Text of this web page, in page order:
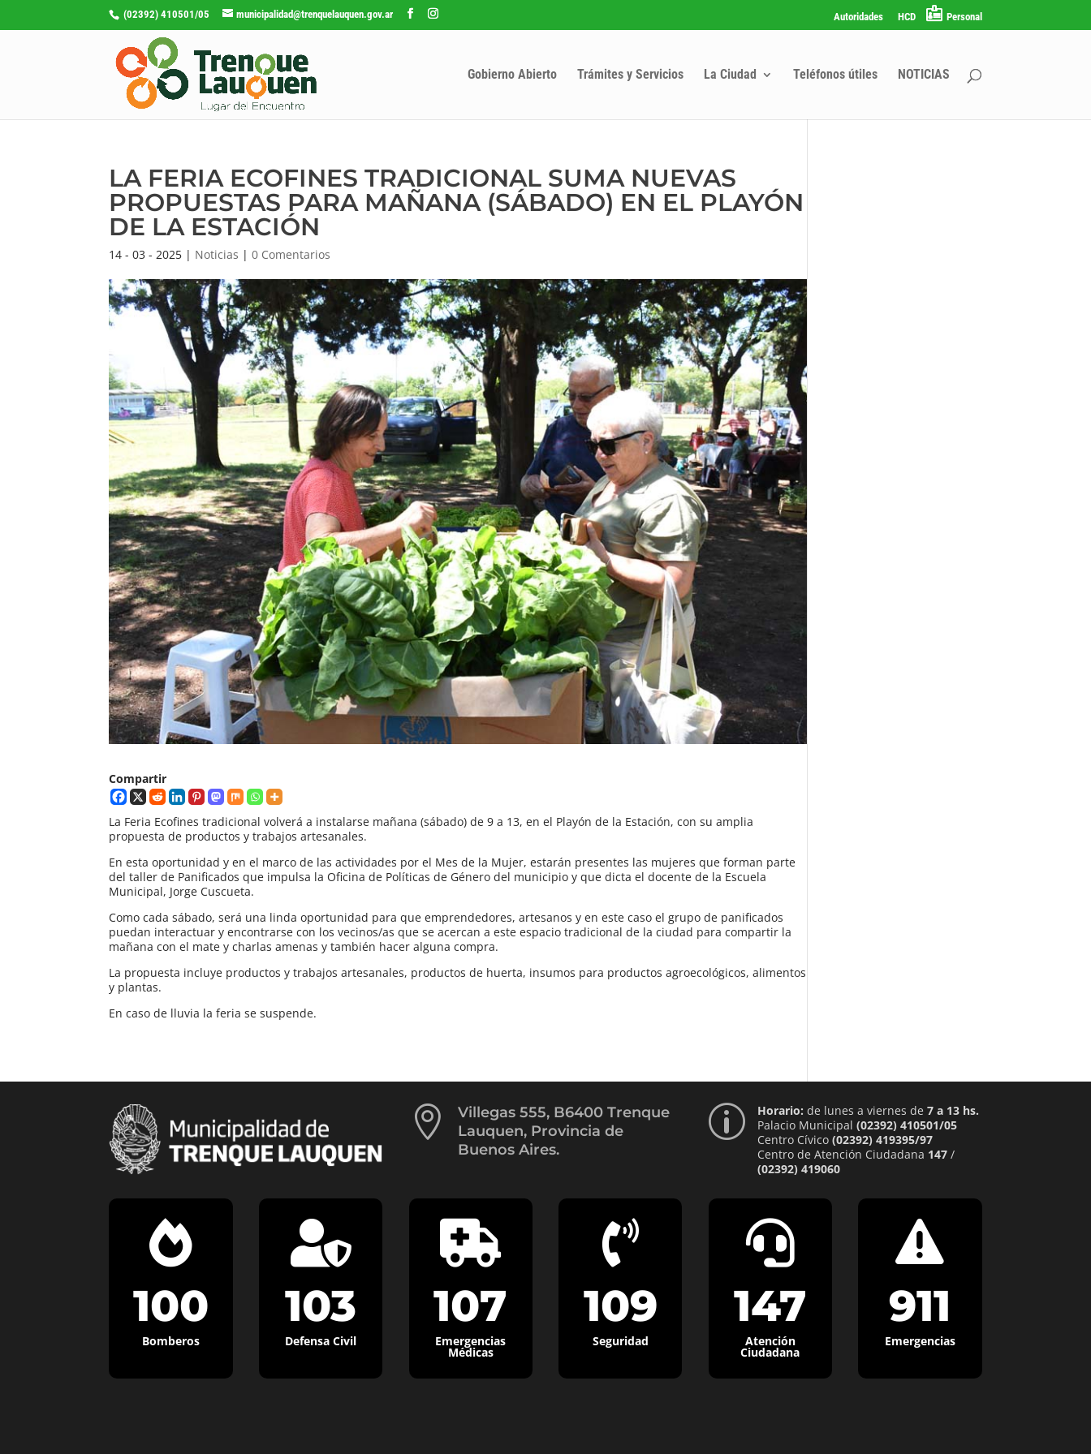
(02392) 410501/05 municipalidad@trenquelauquen.gov.ar Autoridades HCD Personal
Gobierno Abierto Trámites y Servicios La Ciudad Teléfonos útiles NOTICIAS
LA FERIA ECOFINES TRADICIONAL SUMA NUEVAS
PROPUESTAS PARA MAÑANA (SÁBADO) EN EL PLAYÓN
DE LA ESTACIÓN
14 - 03 - 2025 | Noticias |0 Comentarios
Compartir
La Feria Ecofines tradicional volverá a instalarse mañana (sábado) de 9 a 13, en el Playón de la Estación, con su amplia
propuesta de productos y trabajos artesanales.
En esta oportunidad y en el marco de las actividades por el Mes de la Mujer, estarán presentes las mujeres que forman parte
del taller de Panificados que impulsa la Oficina de Políticas de Género del municipio y que dicta el docente de la Escuela
Municipal, Jorge Cuscueta.
Como cada sábado, será una linda oportunidad para que emprendedores, artesanos y en este caso el grupo de panificados
puedan interactuar y encontrarse con los vecinos/as que se acercan a este espacio tradicional de la ciudad para compartir la
mañana con el mate y charlas amenas y también hacer alguna compra.
La propuesta incluye productos y trabajos artesanales, productos de huerta, insumos para productos agroecológicos, alimentos
y plantas.
En caso de lluvia la feria se suspende.

Villegas 555, B6400 Trenque
Lauquen, Provincia de
Buenos Aires.
p Horario: de lunes a viernes de 7 a 13 hs.
Palacio Municipal (02392) 410501/05
Centro Cívico (02392) 419395/97
Centro de Atención Ciudadana 147/
(02392) 419060

100
Bomberos

103
Defensa Civil

107
Emergencias
Médicas

109
Seguridad

147
Atención
Ciudadana

911
Emergencias